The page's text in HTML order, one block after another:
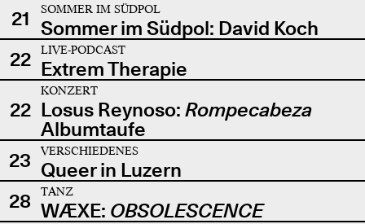
21
SOMMER IM SÜDPOL
Sommer im Südpol: David Koch
22
LIVE-PODCAST
Extrem Therapie
22
KONZERT
Losus Reynoso: Rompecabeza
Albumtaufe
23
VERSCHIEDENES
Queer in Luzern
28
TANZ
WÆXE: OBSOLESCENCE